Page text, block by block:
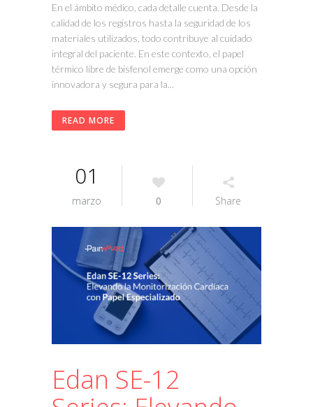
En el ámbito médico, cada detalle cuenta. Desde la
calidad de los registros hasta la seguridad de los
materiales utilizados, todo contribuye al cuidado
integral del paciente. En este contexto, el papel
térmico libre de bisfenol emerge como una opción
innovadora y segura para la...
READ MORE
01
marzo 0 Share
Edan SE-12